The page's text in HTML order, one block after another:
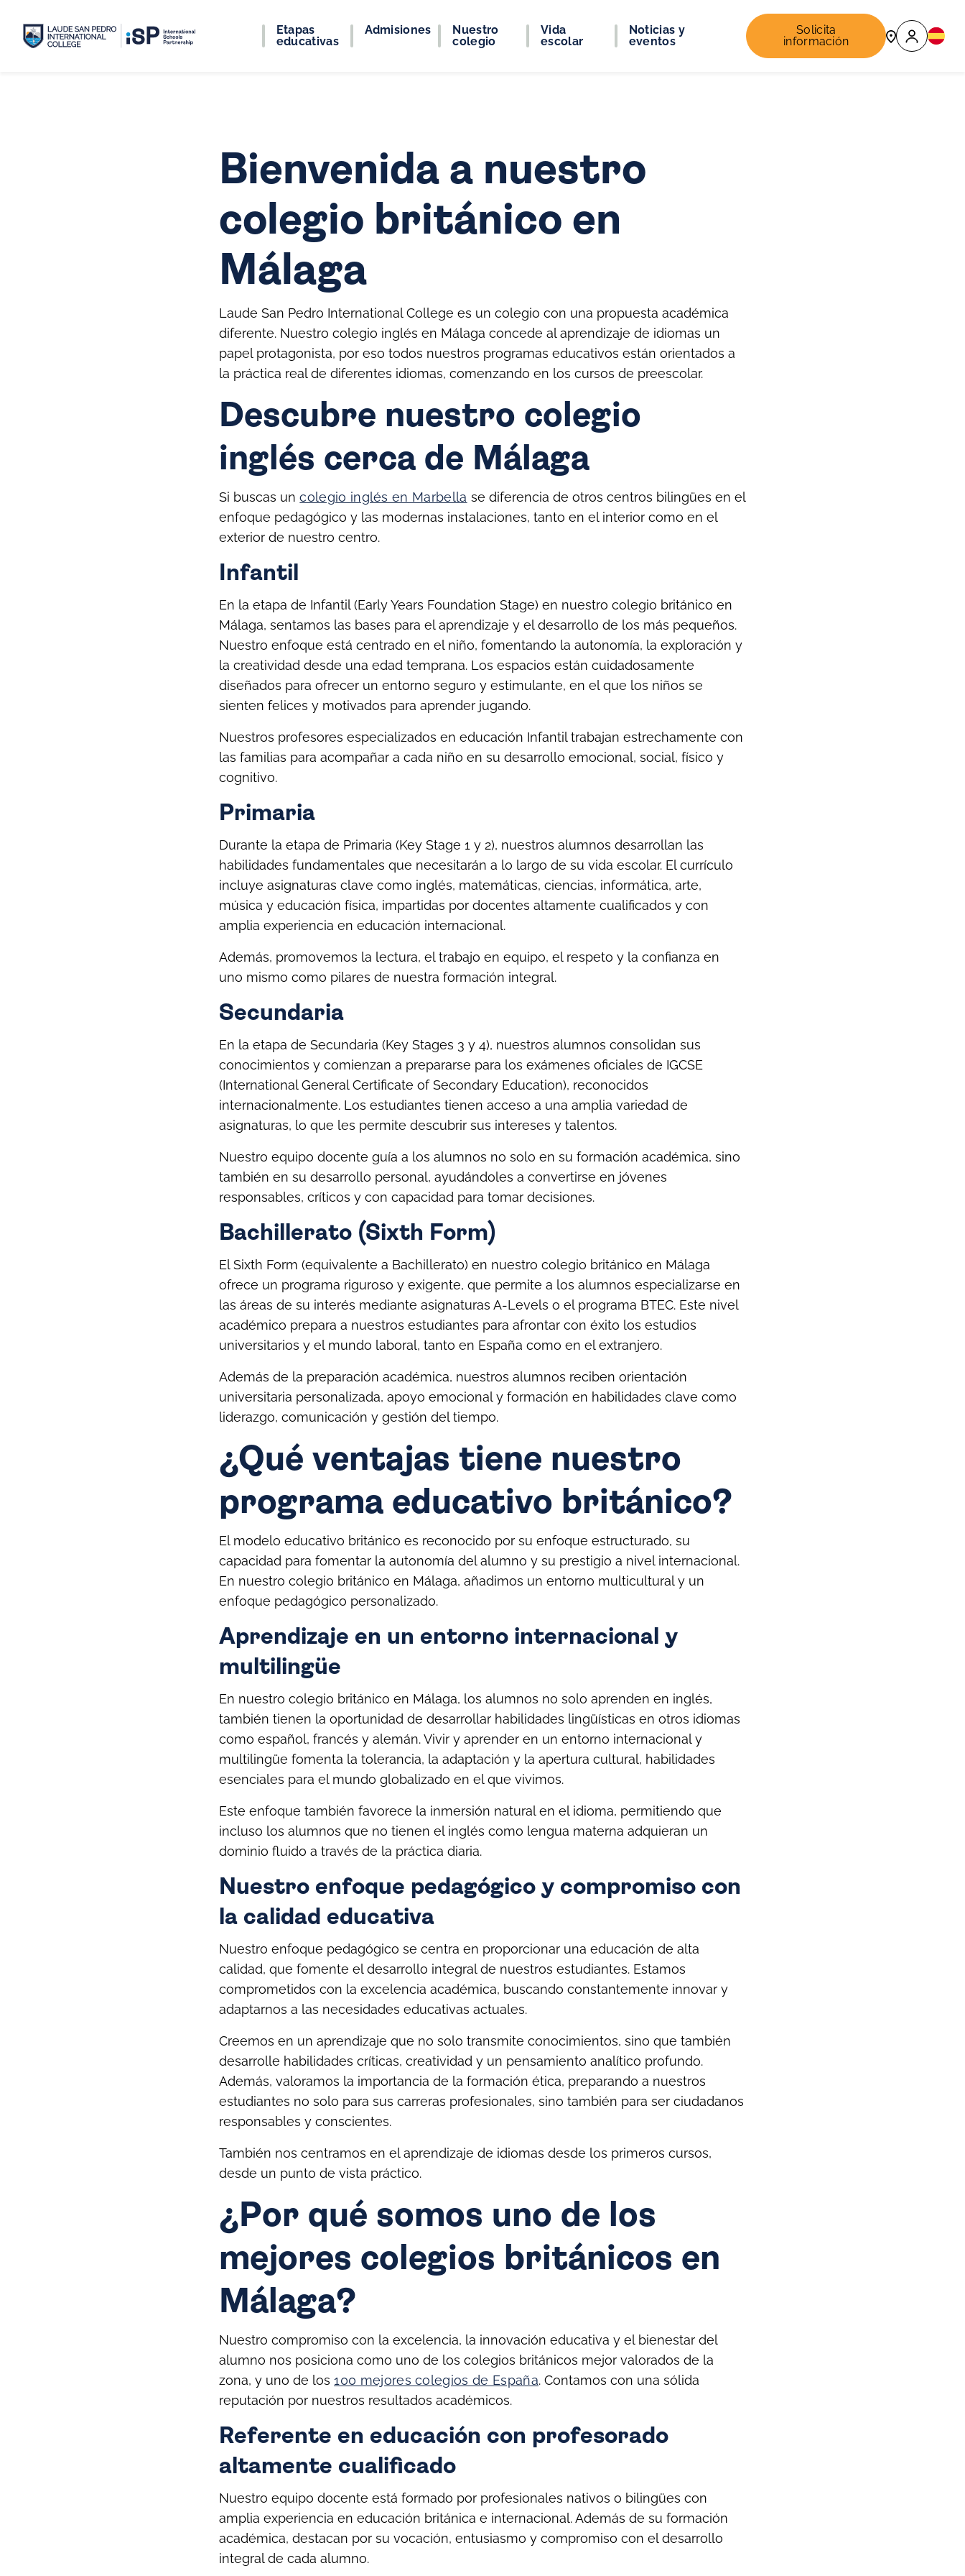
Etapas
educativas
Admisiones
Nuestro
colegio
Vida
escolar
Noticias y
eventos
Solicita
información
Bienvenida a nuestro
colegio británico en
Málaga
Laude San Pedro International College es un colegio con una propuesta académica
diferente. Nuestro colegio inglés en Málaga concede al aprendizaje de idiomas un
papel protagonista, por eso todos nuestros programas educativos están orientados a
la práctica real de diferentes idiomas, comenzando en los cursos de preescolar.
Descubre nuestro colegio
inglés cerca de Málaga
Si buscas uncolegio inglés en Marbella se diferencia de otros centros bilingües en el
enfoque pedagógico y las modernas instalaciones, tanto en el interior como en el
exterior de nuestro centro.
Infantil
En la etapa de Infantil (Early Years Foundation Stage) en nuestro colegio británico en
Málaga, sentamos las bases para el aprendizaje y el desarrollo de los más pequeños.
Nuestro enfoque está centrado en el niño, fomentando la autonomía, la exploración y
la creatividad desde una edad temprana. Los espacios están cuidadosamente
diseñados para ofrecer un entorno seguro y estimulante, en el que los niños se
sienten felices y motivados para aprender jugando.
Nuestros profesores especializados en educación Infantil trabajan estrechamente con
las familias para acompañar a cada niño en su desarrollo emocional, social, físico y
cognitivo.
Primaria
Durante la etapa de Primaria (Key Stage 1 y 2), nuestros alumnos desarrollan las
habilidades fundamentales que necesitarán a lo largo de su vida escolar. El currículo
incluye asignaturas clave como inglés, matemáticas, ciencias, informática, arte,
música y educación física, impartidas por docentes altamente cualificados y con
amplia experiencia en educación internacional.
Además, promovemos la lectura, el trabajo en equipo, el respeto y la confianza en
uno mismo como pilares de nuestra formación integral.
Secundaria
En la etapa de Secundaria (Key Stages 3 y 4), nuestros alumnos consolidan sus
conocimientos y comienzan a prepararse para los exámenes oficiales de IGCSE
(International General Certificate of Secondary Education), reconocidos
internacionalmente. Los estudiantes tienen acceso a una amplia variedad de
asignaturas, lo que les permite descubrir sus intereses y talentos.
Nuestro equipo docente guía a los alumnos no solo en su formación académica, sino
también en su desarrollo personal, ayudándoles a convertirse en jóvenes
responsables, críticos y con capacidad para tomar decisiones.
Bachillerato (Sixth Form)
El Sixth Form (equivalente a Bachillerato) en nuestro colegio británico en Málaga
ofrece un programa riguroso y exigente, que permite a los alumnos especializarse en
las áreas de su interés mediante asignaturas A-Levels o el programa BTEC. Este nivel
académico prepara a nuestros estudiantes para afrontar con éxito los estudios
universitarios y el mundo laboral, tanto en España como en el extranjero.
Además de la preparación académica, nuestros alumnos reciben orientación
universitaria personalizada, apoyo emocional y formación en habilidades clave como
liderazgo, comunicación y gestión del tiempo.
¿Qué ventajas tiene nuestro
programa educativo británico?
El modelo educativo británico es reconocido por su enfoque estructurado, su
capacidad para fomentar la autonomía del alumno y su prestigio a nivel internacional.
En nuestro colegio británico en Málaga, añadimos un entorno multicultural y un
enfoque pedagógico personalizado.
Aprendizaje en un entorno internacional y
multilingüe
En nuestro colegio británico en Málaga, los alumnos no solo aprenden en inglés,
también tienen la oportunidad de desarrollar habilidades lingüísticas en otros idiomas
como español, francés y alemán. Vivir y aprender en un entorno internacional y
multilingüe fomenta la tolerancia, la adaptación y la apertura cultural, habilidades
esenciales para el mundo globalizado en el que vivimos.
Este enfoque también favorece la inmersión natural en el idioma, permitiendo que
incluso los alumnos que no tienen el inglés como lengua materna adquieran un
dominio fluido a través de la práctica diaria.
Nuestro enfoque pedagógico y compromiso con
la calidad educativa
Nuestro enfoque pedagógico se centra en proporcionar una educación de alta
calidad, que fomente el desarrollo integral de nuestros estudiantes. Estamos
comprometidos con la excelencia académica, buscando constantemente innovar y
adaptarnos a las necesidades educativas actuales.
Creemos en un aprendizaje que no solo transmite conocimientos, sino que también
desarrolle habilidades críticas, creatividad y un pensamiento analítico profundo.
Además, valoramos la importancia de la formación ética, preparando a nuestros
estudiantes no solo para sus carreras profesionales, sino también para ser ciudadanos
responsables y conscientes.
También nos centramos en el aprendizaje de idiomas desde los primeros cursos,
desde un punto de vista práctico.
¿Por qué somos uno de los
mejores colegios británicos en
Málaga?
Nuestro compromiso con la excelencia, la innovación educativa y el bienestar del
alumno nos posiciona como uno de los colegios británicos mejor valorados de la
zona, y uno de los100 mejores colegios de España. Contamos con una sólida
reputación por nuestros resultados académicos.
Referente en educación con profesorado
altamente cualificado
Nuestro equipo docente está formado por profesionales nativos o bilingües con
amplia experiencia en educación británica e internacional. Además de su formación
académica, destacan por su vocación, entusiasmo y compromiso con el desarrollo
integral de cada alumno.